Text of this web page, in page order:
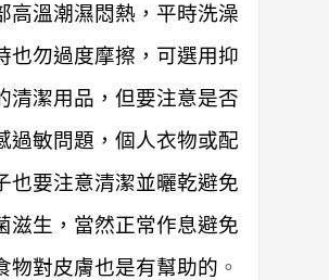
高溫潮濕悶熱，平時洗澡
也勿過度摩擦，可選用抑
清潔用品，但要注意是否
過敏問題，個人衣物或配
也要注意清潔並曬乾避免
滋生，當然正常作息避免
物對皮膚也是有幫助的 。